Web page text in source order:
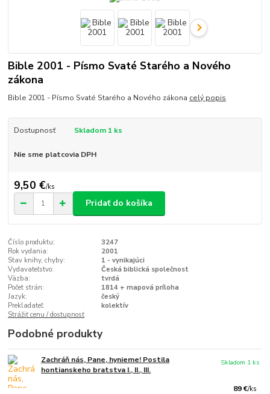
Bible 2001 - Písmo Svaté Starého a Nového
zákona
Bible 2001 - Písmo Svaté Starého a Nového zákona celý popis
Dostupnosť Skladom 1 ks
Nie sme platcovia DPH
9,50 €/ks
Pridať do košíka
Číslo produktu:
3247
Rok vydania:
2001
Stav knihy, chyby:
1 - vynikajúci
Vydavateľstvo:
Česká biblická společnost
Väzba:
tvrdá
Počet strán:
1814 + mapová príloha
Jazyk:
český
Prekladateľ:
kolektív
Strážiť cenu / dostupnosť
Podobné produkty
Zachráň nás, Pane, hynieme! Postila
hontianskeho bratstva I., II., III.
89 €/ks
Skladom 1 ks